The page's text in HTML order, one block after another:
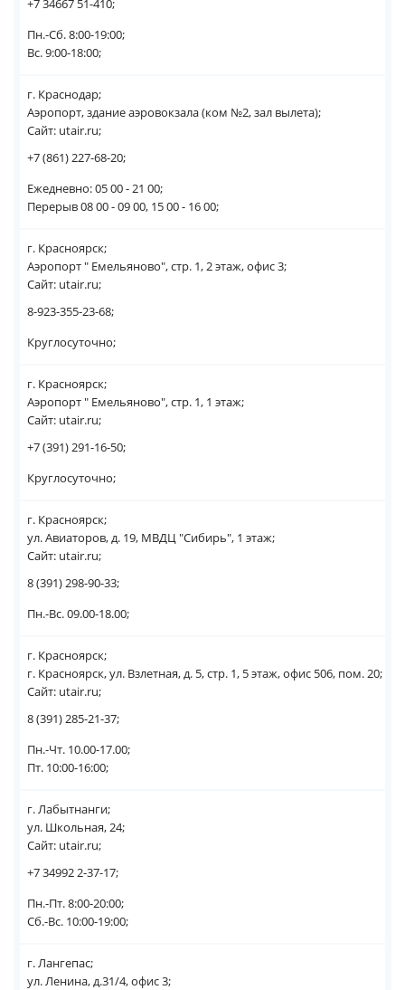
+7 34667 51-410;
Пн.-Сб. 8:00-19:00;
Вс. 9:00-18:00;
г. Краснодар;
Аэропорт, здание аэровокзала (ком №2, зал вылета);
Сайт: utair.ru;
+7 (861) 227-68-20;
Ежедневно: 05 00 - 21 00;
Перерыв 08 00 - 09 00, 15 00 - 16 00;
г. Красноярск;
Аэропорт " Емельяново", стр. 1, 2 этаж, офис 3;
Сайт: utair.ru;
8-923-355-23-68;
Круглосуточно;
г. Красноярск;
Аэропорт " Емельяново", стр. 1, 1 этаж;
Сайт: utair.ru;
+7 (391) 291-16-50;
Круглосуточно;
г. Красноярск;
ул. Авиаторов, д. 19, МВДЦ "Сибирь", 1 этаж;
Сайт: utair.ru;
8 (391) 298-90-33;
Пн.-Вс. 09.00-18.00;
г. Красноярск;
г. Красноярск, ул. Взлетная, д. 5, стр. 1, 5 этаж, офис 506, пом. 20;
Сайт: utair.ru;
8 (391) 285-21-37;
Пн.-Чт. 10.00-17.00;
Пт. 10:00-16:00;
г. Лабытнанги;
ул. Школьная, 24;
Сайт: utair.ru;
+7 34992 2-37-17;
Пн.-Пт. 8:00-20:00;
Сб.-Вс. 10:00-19:00;
г. Лангепас;
ул. Ленина, д.31/4, офис 3;